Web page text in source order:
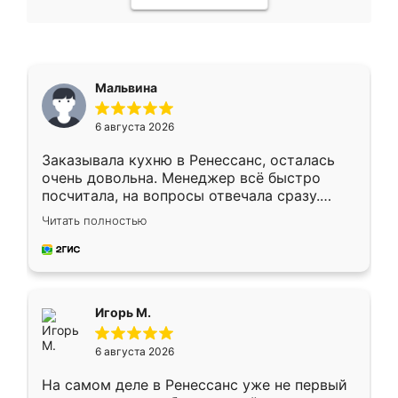
Мальвина
6 августа 2026
Заказывала кухню в Ренессанс, осталась
очень довольна. Менеджер всё быстро
посчитала, на вопросы отвечала сразу.
Замерщик приехал в субботу, подошёл к
делу со всей ответственностью. Собрали
за день, ребята работали аккуратно, даже
Читать полностью
Игорь М.
6 августа 2026
На самом деле в Ренессанс уже не первый